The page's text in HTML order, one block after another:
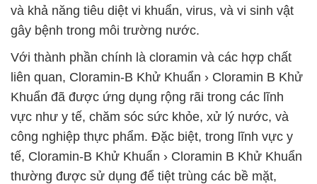
và khả năng tiêu diệt vi khuẩn, virus, và vi sinh vật
gây bệnh trong môi trường nước.
Với thành phần chính là cloramin và các hợp chất
liên quan, Cloramin-B Khử Khuẩn › Cloramin B Khử
Khuẩn đã được ứng dụng rộng rãi trong các lĩnh
vực như y tế, chăm sóc sức khỏe, xử lý nước, và
công nghiệp thực phẩm. Đặc biệt, trong lĩnh vực y
tế, Cloramin-B Khử Khuẩn › Cloramin B Khử Khuẩn
thường được sử dụng để tiệt trùng các bề mặt,